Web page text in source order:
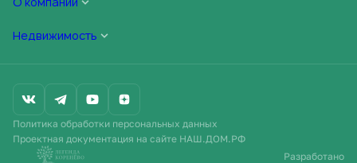
Недвижимость
Политика обработки персональных данных
Проектная документация на сайте НАШ.ДОМ.РФ
Разработано